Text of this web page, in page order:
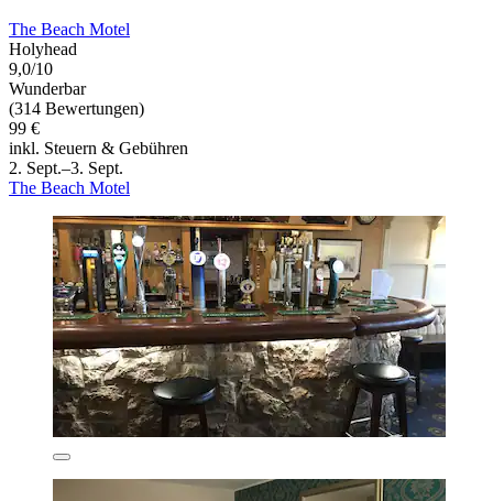
The Beach Motel
Holyhead
9,0/10
Wunderbar
(314 Bewertungen)
99 €
inkl. Steuern & Gebühren
2. Sept.–3. Sept.
The Beach Motel